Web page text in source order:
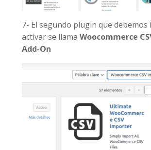
7- El segundo plugin que debemos
activar se llama Woocommerce
Add-On